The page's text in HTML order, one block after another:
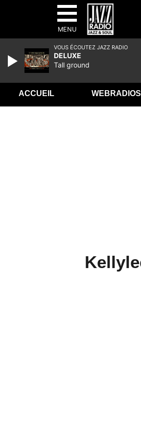
MENU
ACCUEIL WEBRADIOS
VOUS ÉCOUTEZ JAZZ RADIO
DELUXE
Tall ground